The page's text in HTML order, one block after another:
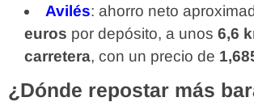
Avilés: ahorro neto
euros por depósito, a unos 6,6
carretera, con un precio de
¿Dónde repostar más